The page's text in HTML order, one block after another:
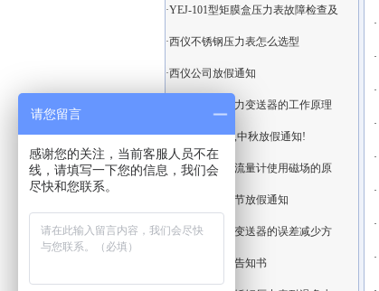
·YEJ-101型矩膜盒压力表故障检查及
·西仪不锈钢压力表怎么选型
·西仪公司放假通知
·单晶硅西仪压力变送器的工作原理
·西安西仪国庆,中秋放假通知!
·西仪智能电磁流量计使用磁场的原
·西安西仪端午节放假通知
·西安隔膜压力变送器的误差减少方
·西安西仪客户告知书
·
·
·
·
·
·
·
·
请您留言
感谢您的关注，当前客服人员不在
线，请填写一下您的信息，我们会
尽快和您联系。